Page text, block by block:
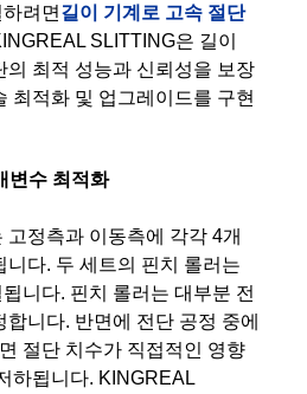
려면 길이 기계로 고속 절단
SLITTING은 길이
의 최적 성능과 신뢰성을 보장
최적화 및 업그레이드를 구현
변수 최적화
고정측과 이동측에 각각 4개
니다. 두 세트의 핀치 롤러는
니다. 핀치 롤러는 대부분 전
니다. 반면에 전단 공정 중에
절단 치수가 직접적인 영향
하됩니다. KINGREAL